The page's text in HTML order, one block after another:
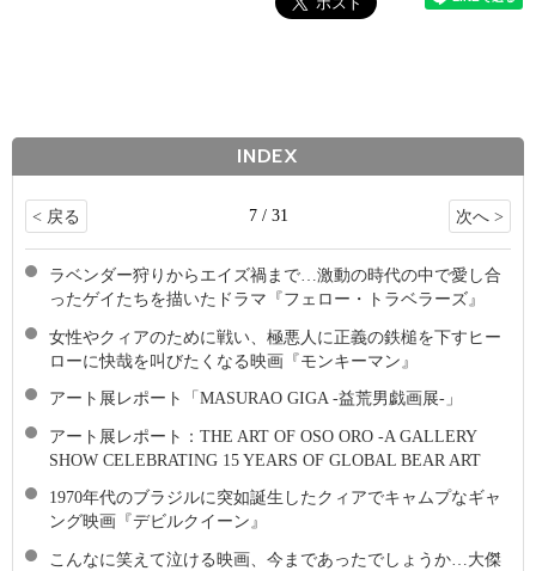
INDEX
< 戻る 7 / 31 次へ >
ラベンダー狩りからエイズ禍まで…激動の時代の中で愛し合
ったゲイたちを描いたドラマ『フェロー・トラベラーズ』
女性やクィアのために戦い、極悪人に正義の鉄槌を下すヒー
ローに快哉を叫びたくなる映画『モンキーマン』
アート展レポート「MASURAO GIGA -益荒男戯画展-」
アート展レポート：THE ART OF OSO ORO -A GALLERY
SHOW CELEBRATING 15 YEARS OF GLOBAL BEAR ART
1970年代のブラジルに突如誕生したクィアでキャムプなギャ
ング映画『デビルクイーン』
こんなに笑えて泣ける映画、今まであったでしょうか…大傑